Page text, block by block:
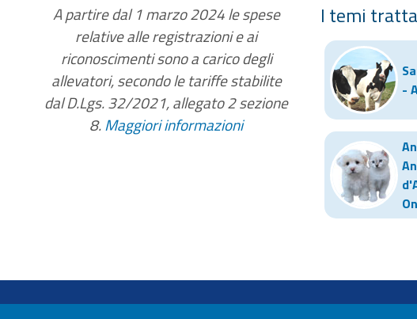
I temi
-
A partire dal 1 marzo 2024 le spese
relative alle registrazioni e ai
riconoscimenti sono a carico degli
allevatori, secondo le tariffe stabilite
dal D.Lgs. 32/2021, allegato 2 sezione
8.Maggiori informazioni